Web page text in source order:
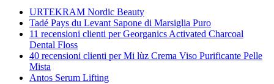
URTEKRAM Nordic Beauty
Tadé Pays du Levant Sapone di Marsiglia Puro
11 recensioni clienti per Georganics Activated Charcoal
Dental Floss
40 recensioni clienti per Mi lùz Crema Viso Purificante Pelle
Mista
Antos Serum Lifting